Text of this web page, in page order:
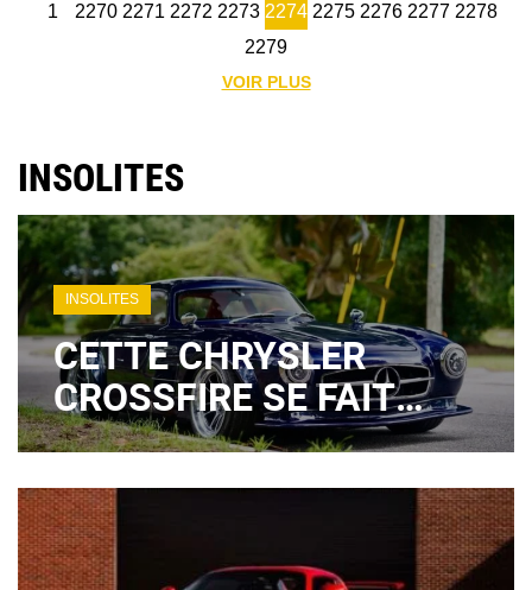
1 2270 2271 2272 2273 2274 2275 2276 2277 2278
2279
VOIR PLUS
INSOLITES
INSOLITES
CETTE CHRYSLER
CROSSFIRE SE FAIT
PASSER POUR UNE
MERCEDES 300 SL… ET
COÛTE PRÈS DE 260
000 €